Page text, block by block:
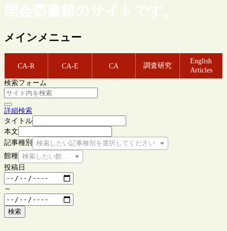
国会図書館のサイトです。
メインメニュー
CA-R CA-E CA 調査研究
English
Articles
検索フォーム
詳細検索
タイトル
本文
記事種別
検索したい記事種別を選択してください
館種 検索したい館種を選択してください
投稿日
～
検索